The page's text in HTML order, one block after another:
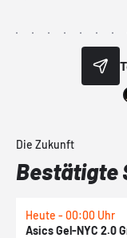
Die Zukunft
Bestätigte
Heute - 00:00 Uhr
Asics Gel-NYC 2.0